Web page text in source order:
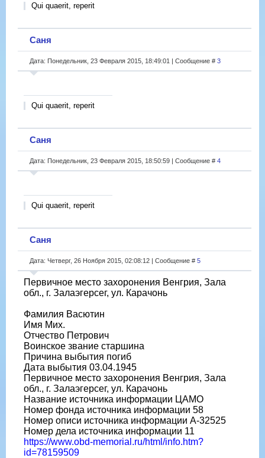
Qui quaerit, reperit
Саня
Дата: Понедельник, 23 Февраля 2015, 18:49:01 | Сообщение # 3
Qui quaerit, reperit
Саня
Дата: Понедельник, 23 Февраля 2015, 18:50:59 | Сообщение # 4
Qui quaerit, reperit
Саня
Дата: Четверг, 26 Ноября 2015, 02:08:12 | Сообщение # 5
Первичное место захоронения Венгрия, Зала
обл., г. Залаэгерсег, ул. Карачонь
Фамилия Васютин
Имя Мих.
Отчество Петрович
Воинское звание старшина
Причина выбытия погиб
Дата выбытия 03.04.1945
Первичное место захоронения Венгрия, Зала
обл., г. Залаэгерсег, ул. Карачонь
Название источника информации ЦАМО
Номер фонда источника информации 58
Номер описи источника информации A-32525
Номер дела источника информации 11
https://www.obd-memorial.ru/html/info.htm?
id=78159509